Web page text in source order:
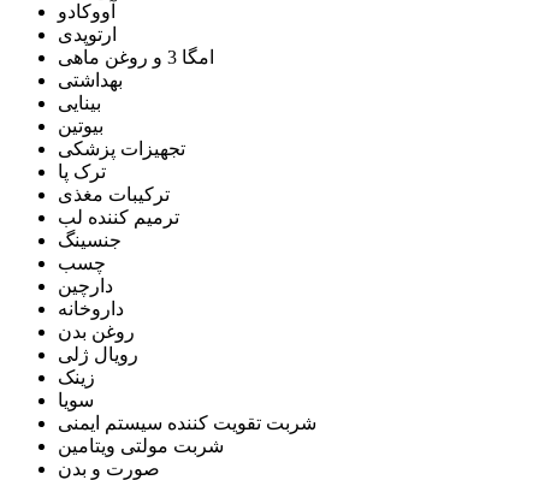
آووکادو
ارتوپدی
امگا 3 و روغن ماهی
بهداشتی
بینایی
بیوتین
تجهیزات پزشکی
ترک پا
ترکیبات مغذی
ترمیم کننده لب
جنسینگ
چسب
دارچین
داروخانه
روغن بدن
رویال ژلی
زینک
سویا
شربت تقویت کننده سیستم ایمنی
شربت مولتی ویتامین
صورت و بدن